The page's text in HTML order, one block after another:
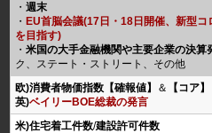
・ 週末
・ EU首脳会議(17日・18日開催、新型
を目指す)
・ 米国の大手金融機関や主要企業の決算
ク、ステート・ストリート、その他
欧)消費者物価指数【確報値】 ＆
【コア】
英)ベイリーBOE総裁の発言
米)住宅着工件数/建設許可件数